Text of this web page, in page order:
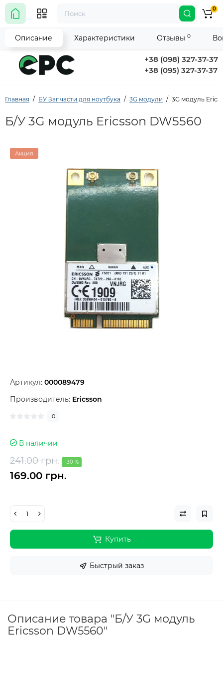
+38 (098) 327-37-37
+38 (095) 327-37-37
0
Главная БУ Запчасти для ноутбука 3G модули 3G модуль
Б/У 3G модуль Ericsson DW5560
Акция
Артикул: 000089479
Производитель: Ericsson
0
В наличии
241.00 грн. -30 %
169.00 грн.
Купить
Быстрый заказ
Описание Характеристики Отзывы 0
Описание товара "Б/У 3G модуль
Ericsson DW5560"